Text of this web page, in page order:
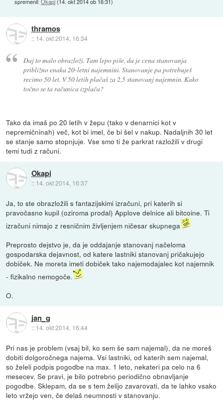
spremenil:Okapi(14. okt 2014 ob 16:31)
thramos
:: 14. okt 2014, 16:34
Daj to malo obrazloži. Tam lepo piše, da je cena stanovanja
približno enaka 20-letni najemnini. Stanovanje pa potrebuješ
recimo 50 let. V 50 letih plačaš za 2,5 stanovanj najemnin. Kako
točno se ta računica izplača?
Tako da imaš po 20 letih v žepu (tako v denarnici kot v
nepremičninah) več, kot bi imel, če bi šel v nakup. Nadaljnih 30 let
se stanje samo stopnjuje. Vse smo ti že parkrat razložili v drugi
temi tudi z računi.
Okapi
:: 14. okt 2014, 16:37
Ja, to ste obrazložili s fantazijskimi izračuni, pri katerih si
pravočasno kupil (oziroma prodal) Applove delnice ali bitcoine. Ti
izračuni nimajo z resničnim življenjem ničesar skupnega
Preprosto dejstvo je, da je oddajanje stanovanj načeloma
gospodarska dejavnost, od katere lastniki stanovanj pričakujejo
dobiček. Ne moreta imeti dobiček tako najemodajalec kot najemnik
- fizikalno nemogoče.
O.
jan_g
:: 14. okt 2014, 16:44
Pri nas je problem (vsaj bil, ko sem še sam najemal), da ne moreš
dobiti dolgoročnega najema. Vsi lastniki, od katerih sem najemal,
so želeli podpis pogodbe na max. 1 leto, nekateri pa celo na 6
mesecev. Se pravi, je bilo potrebno periodično obnavljanje
pogodbe. Sklepam, da se s tem želijo zavarovati, da te lahko vsako
leto vržejo ven, če delaš neumnosti v stanovanju.